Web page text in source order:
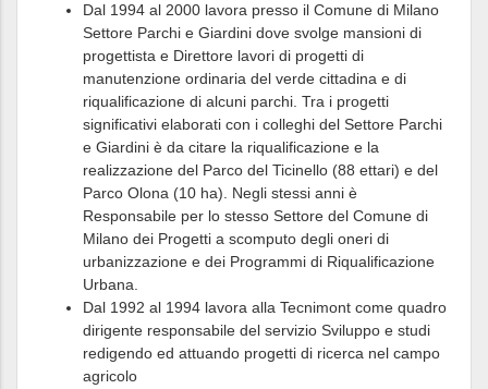
Dal 1994 al 2000 lavora presso il Comune di Milano
Settore Parchi e Giardini dove svolge mansioni di
progettista e Direttore lavori di progetti di
manutenzione ordinaria del verde cittadina e di
riqualificazione di alcuni parchi. Tra i progetti
significativi elaborati con i colleghi del Settore Parchi
e Giardini è da citare la riqualificazione e la
realizzazione del Parco del Ticinello (88 ettari) e del
Parco Olona (10 ha). Negli stessi anni è
Responsabile per lo stesso Settore del Comune di
Milano dei Progetti a scomputo degli oneri di
urbanizzazione e dei Programmi di Riqualificazione
Urbana.
Dal 1992 al 1994 lavora alla Tecnimont come quadro
dirigente responsabile del servizio Sviluppo e studi
redigendo ed attuando progetti di ricerca nel campo
agricolo